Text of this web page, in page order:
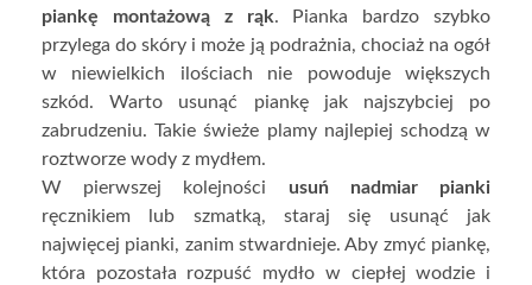
piankę montażową z rąk. Pianka bardzo szybko
przylega do skóry i może ją podrażnia, chociaż na ogół
w niewielkich ilościach nie powoduje większych
szkód. Warto usunąć piankę jak najszybciej po
zabrudzeniu. Takie świeże plamy najlepiej schodzą w
roztworze wody z mydłem.
W pierwszej kolejności usuń nadmiar pianki
ręcznikiem lub szmatką, staraj się usunąć jak
najwięcej pianki, zanim stwardnieje. Aby zmyć piankę,
która pozostała rozpuść mydło w ciepłej wodzie i